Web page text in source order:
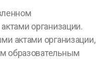
организации.
актами организации,
образовательным